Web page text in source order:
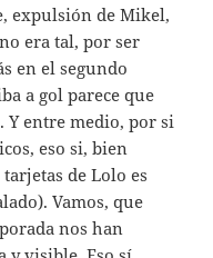
expulsión de Mikel,
era tal, por ser
en el segundo
a gol parece que
Y entre medio, por si
eso si, bien
de Lolo es
Vamos, que
nos han